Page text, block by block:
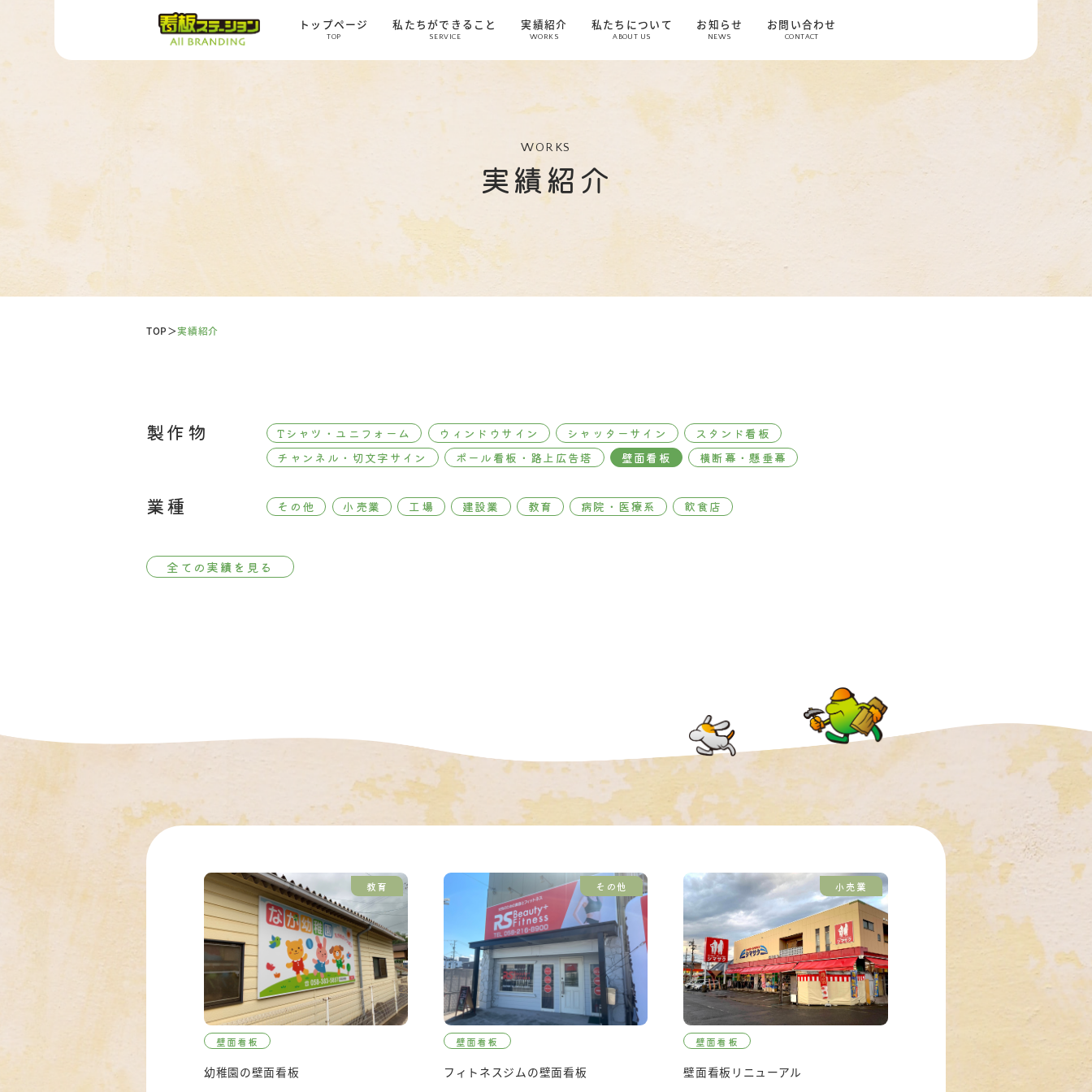
トップページ
TOP
私たちができること
SERVICE
実績紹介
WORKS
私たちについて
ABOUT US
お知らせ
NEWS
お問い合わせ
CONTACT
WORKS
実績紹介
TOP＞実績紹介
製作物 Tシャツ・ユニフォーム ウィンドウサイン シャッターサイン
スタンド看板
チャンネル・切文字サイン
ポール看板・路上広告塔 壁面看板 横断幕・懸垂幕
業種 その他 小売業 工場 建設業 教育 病院・医療系 飲食店
全ての実績を見る
教育
壁面看板
幼稚園の壁面看板
その他
壁面看板
フィトネスジムの壁面看板
小売業
壁面看板
壁面看板リニューアル